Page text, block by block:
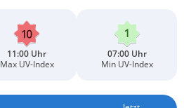
11:00 Uhr
Max UV-Index
07:00 Uhr
Min UV-Index